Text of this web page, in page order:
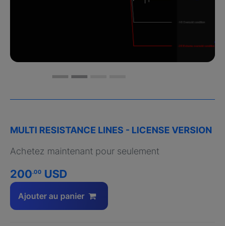
MULTI RESISTANCE LINES - LICENSE VERSION
Achetez maintenant pour seulement
200.00 USD
Ajouter au panier